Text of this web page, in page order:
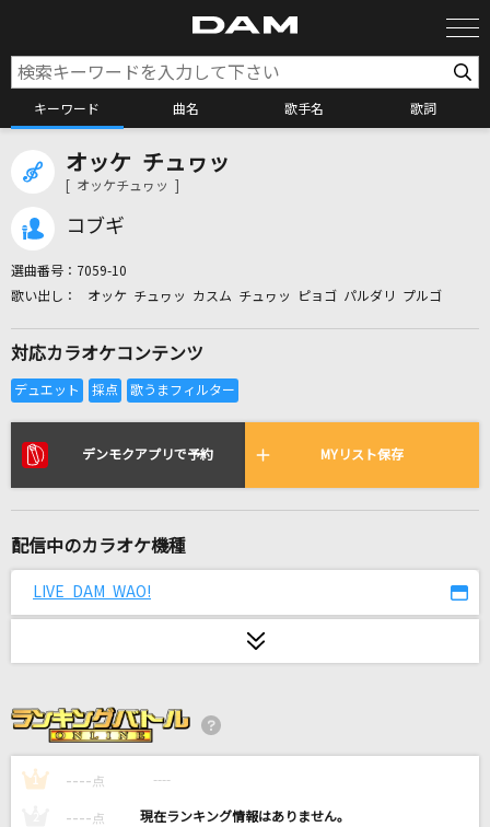
キーワード 曲名 歌手名 歌詞
カラオケ検索
全国りれき
リアルタイムで歌われている曲の一覧
HOWEVER
水平線
あの子コンプレックス
＝LOVE
オッケ チュヮッ
[ オッケチュヮッ ]
コブギ
選曲番号： 7059-10
オッケ チュヮッ カスム チュヮッ ピョゴ パルダリ プルゴ
対応カラオケコンテンツ
デンモクアプリで予約 MYリスト保存
配信中のカラオケ機種
LIVE DAM WAO!
1 ---- 点 ----
---- 点 ----